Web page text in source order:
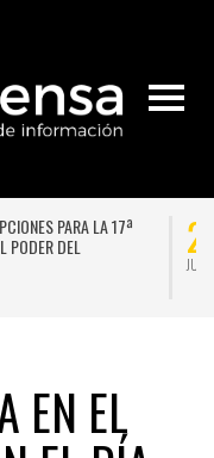
PARA LA 17ª
PODER DEL
JUL
EN EL